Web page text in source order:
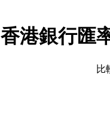
香港銀行匯
比